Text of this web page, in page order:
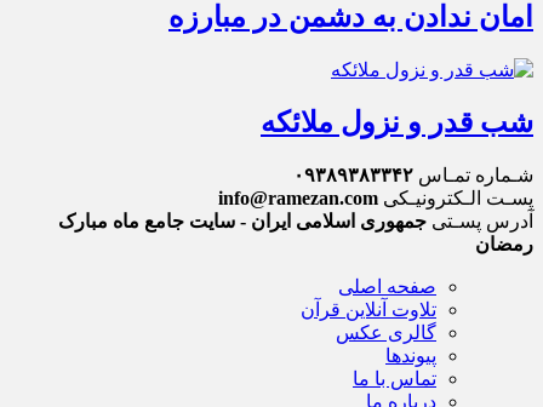
امان ندادن به دشمن در مبارزه
شب قدر و نزول ملائکه
شـماره تمـاس ۰۹۳۸۹۳۸۳۳۴۲
پسـت الـکترونیـکی info@ramezan.com
آدرس پسـتی جمهوری اسلامی ایران - سایت جامع ماه مبارک
رمضان
صفحه اصلی
تلاوت آنلاین قرآن
گالری عکس
پیوندها
تماس با ما
درباره ما